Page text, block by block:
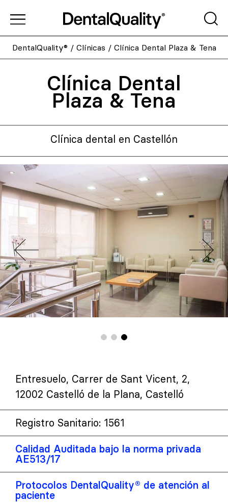
DentalQuality® / Clínicas / Clínica Dental Plaza & Tena
Clínica Dental
Plaza & Tena
Clínica dental en Castellón
Entresuelo, Carrer de Sant Vicent, 2,
12002 Castelló de la Plana, Castelló
Registro Sanitario: 1561
Calidad Auditada bajo la norma privada
AE513/17
Protocolos DentalQuality® de atención al
paciente